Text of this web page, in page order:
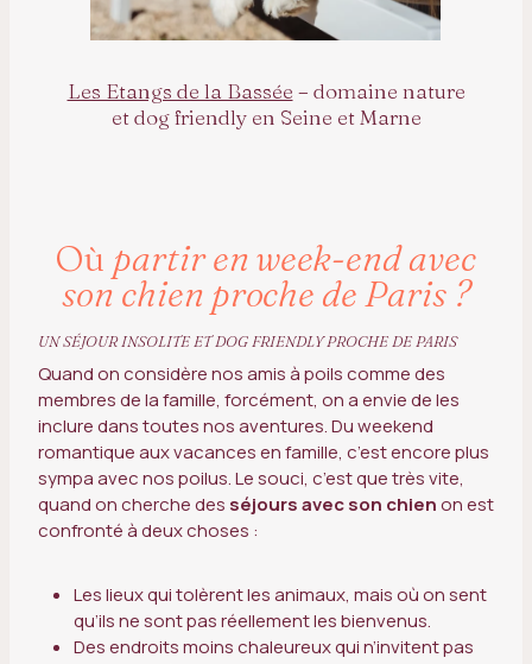
Les Etangs de la Bassée – domaine nature
et dog friendly en Seine et Marne
Où partir en week-end avec
son chien proche de Paris ?
UN SÉJOUR INSOLITE ET DOG FRIENDLY PROCHE DE PARIS
Quand on considère nos amis à poils comme des
membres de la famille, forcément, on a envie de les
inclure dans toutes nos aventures. Du weekend
romantique aux vacances en famille, c’est encore plus
sympa avec nos poilus. Le souci, c’est que très vite,
quand on cherche des séjours avec son chienon est
confronté à deux choses :
Les lieux qui tolèrent les animaux, mais où on sent
qu’ils ne sont pas réellement les bienvenus.
Des endroits moins chaleureux qui n’invitent pas